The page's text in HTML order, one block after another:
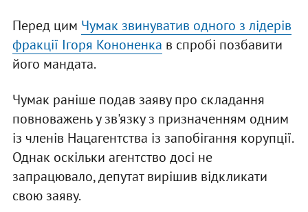
Перед цим Чумак звинуватив одного з лідерів
фракції Ігоря Кононенка в спробі позбавити
його мандата.
Чумак раніше подав заяву про складання
повноважень у зв'язку з призначенням одним
із членів Нацагентства із запобігання корупції.
Однак оскільки агентство досі не
запрацювало, депутат вирішив відкликати
свою заяву.